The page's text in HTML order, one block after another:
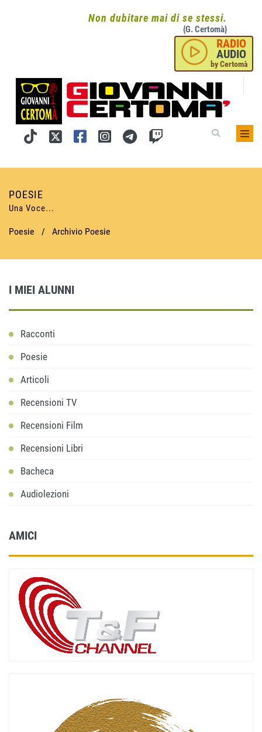
Non dubitare mai di se stessi.
{G. Certomà}
RADIO
AUDIO
by Certomà
POESIE
Una Voce...
Poesie / Archivio Poesie
I MIEI ALUNNI
Racconti
Poesie
Articoli
Recensioni TV
Recensioni Film
Recensioni Libri
Bacheca
Audiolezioni
AMICI